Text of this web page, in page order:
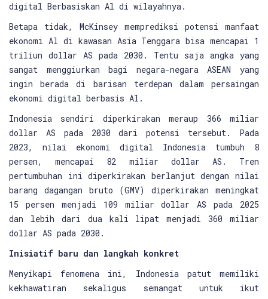
digital Berbasiskan Al di wilayahnya.
Betapa tidak, McKinsey memprediksi potensi manfaat
ekonomi Al di kawasan Asia Tenggara bisa mencapai 1
triliun dollar AS pada 2030. Tentu saja angka yang
sangat menggiurkan bagi negara-negara ASEAN yang
ingin berada di barisan terdepan dalam persaingan
ekonomi digital berbasis Al.
Indonesia sendiri diperkirakan meraup 366 miliar
dollar AS pada 2030 dari potensi tersebut. Pada
2023, nilai ekonomi digital Indonesia tumbuh 8
persen, mencapai 82 miliar dollar AS. Tren
pertumbuhan ini diperkirakan berlanjut dengan nilai
barang dagangan bruto (GMV) diperkirakan meningkat
15 persen menjadi 109 miliar dollar AS pada 2025
dan lebih dari dua kali lipat menjadi 360 miliar
dollar AS pada 2030.
Inisiatif baru dan langkah konkret
Menyikapi fenomena ini, Indonesia patut memiliki
kekhawatiran sekaligus semangat untuk ikut